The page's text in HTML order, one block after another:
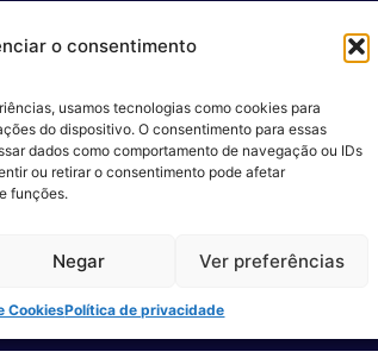
o consentimento
usamos tecnologias como cookies para
do dispositivo. O consentimento para essas
dados como comportamento de navegação ou IDs
ou retirar o consentimento pode afetar
funções.
Negar Ver preferências
CookiesPolítica de privacidade
de TI.
– 3°Andar,